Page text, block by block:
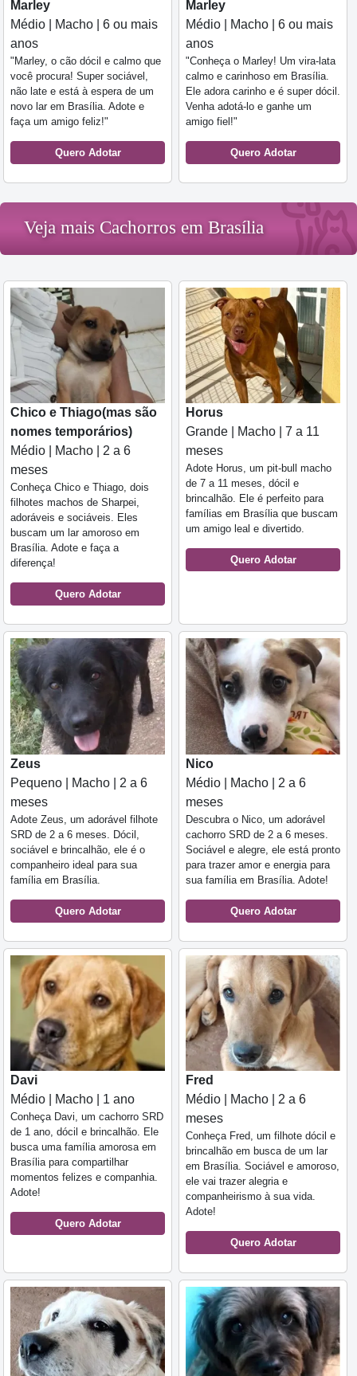
Marley
Médio | Macho | 6 ou mais
anos
"Marley, o cão dócil e calmo que
você procura! Super sociável,
não late e está à espera de um
novo lar em Brasília. Adote e
faça um amigo feliz!"
Quero Adotar
Marley
Médio | Macho | 6 ou mais
anos
"Conheça o Marley! Um vira-lata
calmo e carinhoso em Brasília.
Ele adora carinho e é super dócil.
Venha adotá-lo e ganhe um
amigo fiel!"
Quero Adotar
Veja mais Cachorros em Brasília
Chico e Thiago(mas são
nomes temporários)
Médio | Macho | 2 a 6
meses
Conheça Chico e Thiago, dois
filhotes machos de Sharpei,
adoráveis e sociáveis. Eles
buscam um lar amoroso em
Brasília. Adote e faça a
diferença!
Quero Adotar
Horus
Grande | Macho | 7 a 11
meses
Adote Horus, um pit-bull macho
de 7 a 11 meses, dócil e
brincalhão. Ele é perfeito para
famílias em Brasília que buscam
um amigo leal e divertido.
Quero Adotar
Zeus
Pequeno | Macho | 2 a 6
meses
Adote Zeus, um adorável filhote
SRD de 2 a 6 meses. Dócil,
sociável e brincalhão, ele é o
companheiro ideal para sua
família em Brasília.
Quero Adotar
Nico
Médio | Macho | 2 a 6
meses
Descubra o Nico, um adorável
cachorro SRD de 2 a 6 meses.
Sociável e alegre, ele está pronto
para trazer amor e energia para
sua família em Brasília. Adote!
Quero Adotar
Davi
Médio | Macho | 1 ano
Conheça Davi, um cachorro SRD
de 1 ano, dócil e brincalhão. Ele
busca uma família amorosa em
Brasília para compartilhar
momentos felizes e companhia.
Adote!
Quero Adotar
Fred
Médio | Macho | 2 a 6
meses
Conheça Fred, um filhote dócil e
brincalhão em busca de um lar
em Brasília. Sociável e amoroso,
ele vai trazer alegria e
companheirismo à sua vida.
Adote!
Quero Adotar